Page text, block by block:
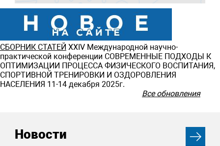
СБОРНИК СТАТЕЙ ХXIV Международной научно-
практической конференции СОВРЕМЕННЫЕ ПОДХОДЫ К
ОПТИМИЗАЦИИ ПРОЦЕССА ФИЗИЧЕСКОГО ВОСПИТАНИЯ,
СПОРТИВНОЙ ТРЕНИРОВКИ И ОЗДОРОВЛЕНИЯ
НАСЕЛЕНИЯ 11-14 декабря 2025г.
Все обновления
Новости